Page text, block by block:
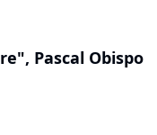
Pascal Obispo